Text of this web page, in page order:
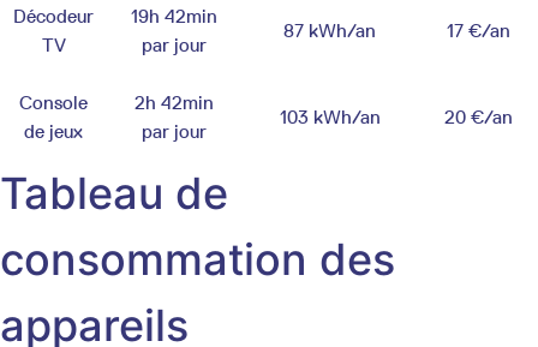
Décodeur
TV
19h 42min
par jour
87 kWh/an 17 €/an
Console
de jeux
2h 42min
par jour
103 kWh/an 20 €/an
Tableau de
consommation des
appareils